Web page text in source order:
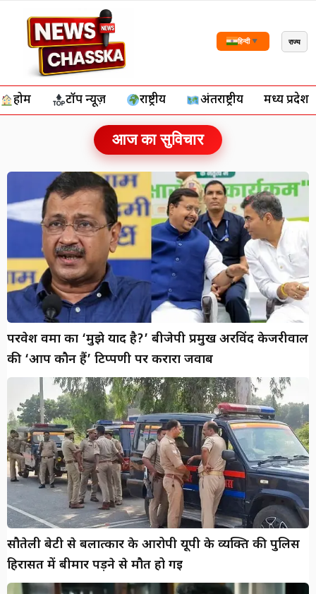
हिन्दी ▼ राज्य
होम टॉप न्यूज़ राष्ट्रीय अंतर्राष्ट्रीय मध्य प्रदेश
आज का सुविचार
परवेश वर्मा का ‘मुझे याद है?’ बीजेपी प्रमुख अरविंद केजरीवाल
की ‘आप कौन हैं’ टिप्पणी पर करारा जवाब
सौतेली बेटी से बलात्कार के आरोपी यूपी के व्यक्ति की पुलिस
हिरासत में बीमार पड़ने से मौत हो गई